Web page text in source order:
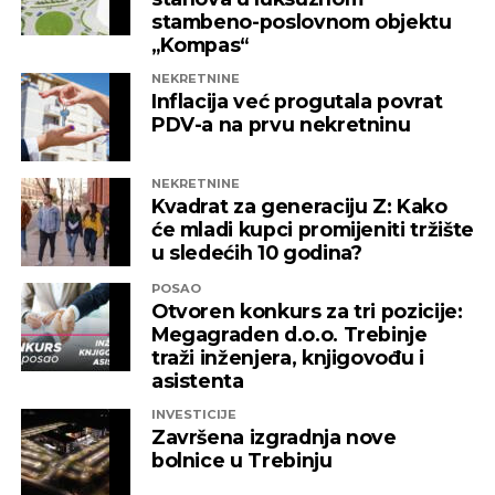
nadležne institucije da što prije pronađu
adekvatno rješenje kako ni jedna druga
domaća kompanija u budućnosti ne bi bila
izložena nezabilježenoj diskriminaciji”
saopšteno je iz “Invictusa”.
Kažu i da su sada izloženi potezima koji nemaju bilo
kakve veze sa normalnim poslovanjem i
poštovanjem zakonskih normi, a da ih relevantne
institucije kao savjesnog poslovnog subjekta nisu u
stanju zaštiti, zbog čega moraju priznati da je teško
pronaći adekvatniji odgovor koji ne bi uključivao
ozbiljnije rezove u samoj kompaniji.
Podsjetimo, 18. juna ove godine američka
uvela je sankcije nizu kompanija koje “čine mrežu
podrške predsjedniku Republike Srpske Miloradu
Dodiku”, a “Infinity International” se našao među
stambeno-poslovnom objektu
„Kompas“
NEKRETNINE
Inflacija već progutala povrat
PDV-a na prvu nekretninu
NEKRETNINE
Kvadrat za generaciju Z: Kako
će mladi kupci promijeniti tržište
u sledećih 10 godina?
POSAO
Otvoren konkurs za tri pozicije:
Megagraden d.o.o. Trebinje
traži inženjera, knjigovođu i
asistenta
INVESTICIJE
Završena izgradnja nove
bolnice u Trebinju